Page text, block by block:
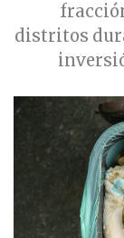
distritos